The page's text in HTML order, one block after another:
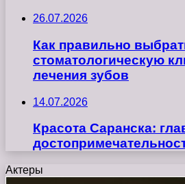
26.07.2026
Как правильно
стоматологическую
лечения зубов
14.07.2026
Красота Саранска:
Актеры